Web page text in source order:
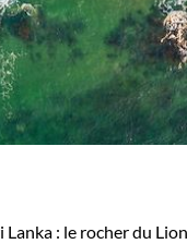
: le rocher du